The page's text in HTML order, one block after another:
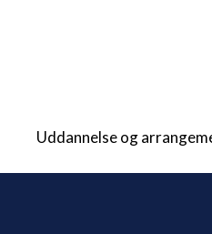
Uddannelse og